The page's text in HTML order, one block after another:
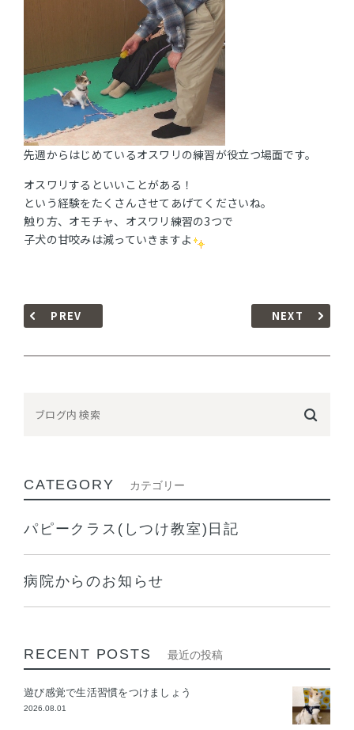
先週からはじめているオスワリの練習が役立つ場面です。
オスワリするといいことがある！
という経験をたくさんさせてあげてくださいね。
触り方、オモチャ、オスワリ練習の3つで
子犬の甘咬みは減っていきますよ
PREV NEXT
CATEGORY カテゴリー
パピークラス(しつけ教室)日記
病院からのお知らせ
RECENT POSTS 最近の投稿
遊び感覚で生活習慣をつけましょう
2026.08.01